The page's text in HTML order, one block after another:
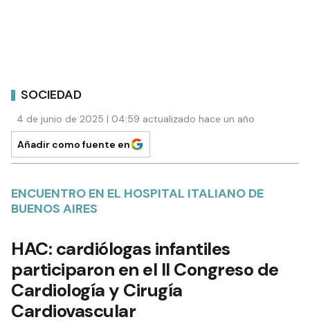
SOCIEDAD
4 de junio de 2025 | 04:59 actualizado hace un año
Añadir como fuente en
ENCUENTRO EN EL HOSPITAL ITALIANO DE
BUENOS AIRES
HAC: cardiólogas infantiles
participaron en el II Congreso de
Cardiología y Cirugía
Cardiovascular